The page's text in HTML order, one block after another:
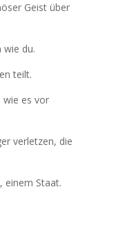
Geist über
wie du.
teilt.
wie es vor
verletzen, die
einem Staat.